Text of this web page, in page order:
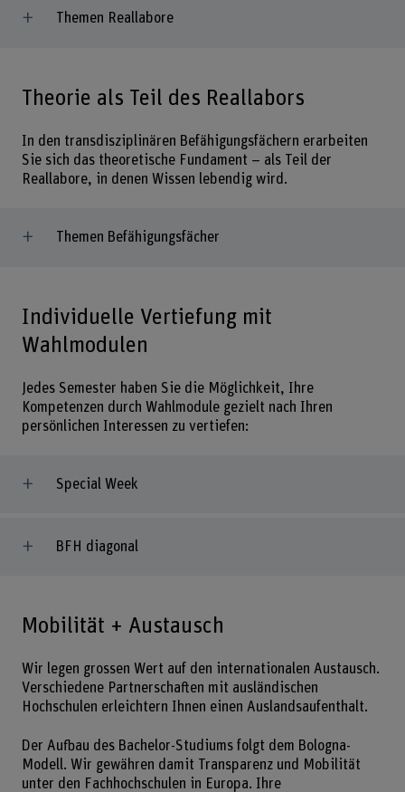
Themen Reallabore
Theorie als Teil des Reallabors
In den transdisziplinären Befähigungsfächern erarbeiten
Sie sich das theoretische Fundament – als Teil der
Reallabore, in denen Wissen lebendig wird.
Themen Befähigungsfächer
Individuelle Vertiefung mit
Wahlmodulen
Jedes Semester haben Sie die Möglichkeit, Ihre
Kompetenzen durch Wahlmodule gezielt nach Ihren
persönlichen Interessen zu vertiefen:
Special Week
BFH diagonal
Mobilität + Austausch
Wir legen grossen Wert auf den internationalen Austausch.
Verschiedene Partnerschaften mit ausländischen
Hochschulen erleichtern Ihnen einen Auslandsaufenthalt.
Der Aufbau des Bachelor-Studiums folgt dem Bologna-
Modell. Wir gewähren damit Transparenz und Mobilität
unter den Fachhochschulen in Europa. Ihre